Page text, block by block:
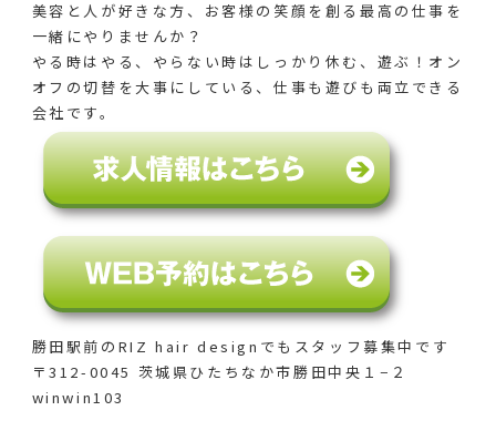
美容と人が好きな方、お客様の笑顔を創る最高の仕事を
一緒にやりませんか？
やる時はやる、やらない時はしっかり休む、遊ぶ！オン
オフの切替を大事にしている、仕事も遊びも両立できる
会社です。
勝田駅前のRIZ hair designでも スタッフ募集中です
〒312-0045 茨城県ひたちなか市勝田中央１−２
winwin103